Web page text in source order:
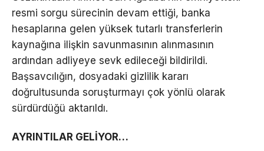
resmi sorgu sürecinin devam ettiği, banka
hesaplarına gelen yüksek tutarlı transferlerin
kaynağına ilişkin savunmasının alınmasının
ardından adliyeye sevk edileceği bildirildi.
Başsavcılığın, dosyadaki gizlilik kararı
doğrultusunda soruşturmayı çok yönlü olarak
sürdürdüğü aktarıldı.
AYRINTILAR GELİYOR…